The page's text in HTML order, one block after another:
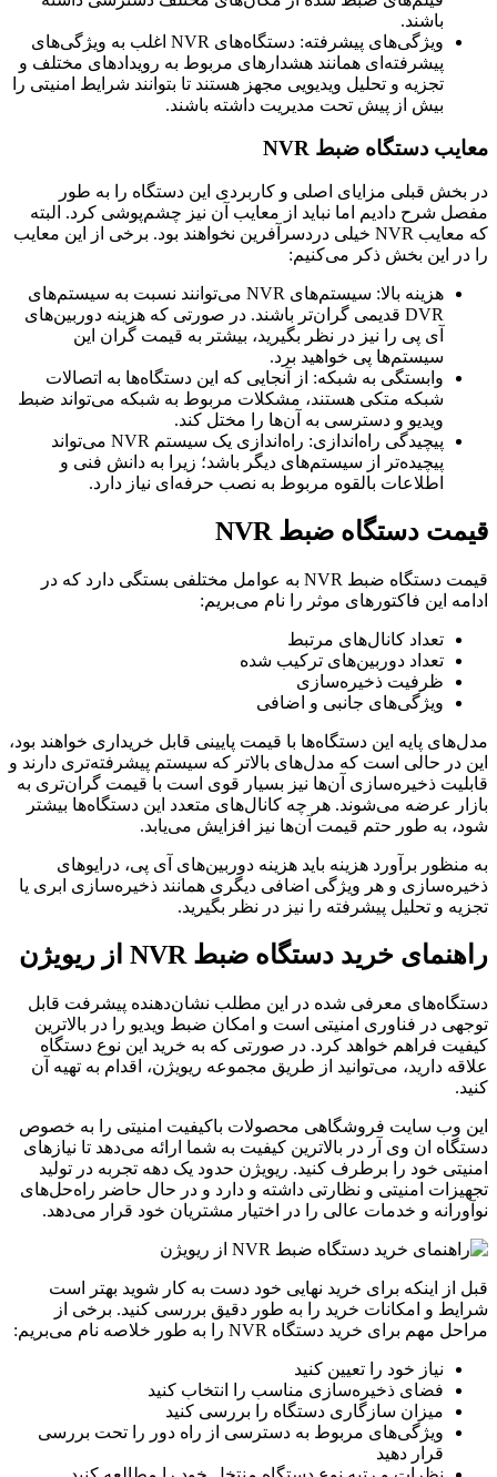
باشند.
ویژگی‌های پیشرفته: دستگاه‌های NVR اغلب به ویژگی‌های
پیشرفته‌ای همانند هشدارهای مربوط به رویدادهای مختلف و
تجزیه و تحلیل ویدیویی مجهز هستند تا بتوانند شرایط امنیتی را
بیش از پیش تحت مدیریت داشته باشند.
معایب دستگاه ضبط NVR
در بخش قبلی مزایای اصلی و کاربردی این دستگاه را به طور
مفصل شرح دادیم اما نباید از معایب آن نیز چشم‌پوشی کرد. البته
که معایب NVR خیلی دردسرآفرین نخواهند بود. برخی از این معایب
را در این بخش ذکر می‌کنیم:
هزینه بالا: سیستم‌های NVR می‌توانند نسبت به سیستم‌های
DVR قدیمی گران‌تر باشند. در صورتی که هزینه دوربین‌های
آی پی را نیز در نظر بگیرید، بیشتر به قیمت گران این
سیستم‌ها پی خواهید برد.
وابستگی به شبکه: از آنجایی که این دستگاه‌ها به اتصالات
شبکه متکی هستند، مشکلات مربوط به شبکه می‌تواند ضبط
ویدیو و دسترسی به آن‌ها را مختل کند.
پیچیدگی راه‌اندازی: راه‌اندازی یک سیستم NVR می‌تواند
پیچیده‌تر از سیستم‌های دیگر باشد؛ زیرا به دانش فنی و
اطلاعات بالقوه مربوط به نصب حرفه‌ای نیاز دارد.
قیمت دستگاه ضبط NVR
قیمت دستگاه ضبط NVR به عوامل مختلفی بستگی دارد که در
ادامه این فاکتورهای موثر را نام می‌بریم:
تعداد کانال‌های مرتبط
تعداد دوربین‌های ترکیب شده
ظرفیت ذخیره‌سازی
ویژگی‌های جانبی و اضافی
مدل‌های پایه این دستگاه‌ها با قیمت پایینی قابل خریداری خواهند بود،
این در حالی است که مدل‌های بالاتر که سیستم پیشرفته‌تری دارند و
قابلیت ذخیره‌سازی آن‌ها نیز بسیار قوی است با قیمت گران‌تری به
بازار عرضه می‌شوند. هر چه کانال‌های متعدد این دستگاه‌ها بیشتر
شود، به طور حتم قیمت آن‌ها نیز افزایش می‌یابد.
به منظور برآورد هزینه باید هزینه دوربین‌های آی پی، درایوهای
ذخیره‌سازی و هر ویژگی اضافی دیگری همانند ذخیره‌سازی ابری یا
تجزیه و تحلیل پیشرفته را نیز در نظر بگیرید.
راهنمای خرید دستگاه ضبط NVR از ریویژن
دستگاه‌های معرفی شده در این مطلب نشان‌دهنده پیشرفت قابل
توجهی در فناوری امنیتی است و امکان ضبط ویدیو را در بالاترین
کیفیت فراهم خواهد کرد. در صورتی که به خرید این نوع دستگاه
علاقه دارید، می‌توانید از طریق مجموعه ریویژن، اقدام به تهیه آن
کنید.
این وب سایت فروشگاهی محصولات باکیفیت امنیتی را به خصوص
دستگاه ان وی آر در بالاترین کیفیت به شما ارائه می‌دهد تا نیازهای
امنیتی خود را برطرف کنید. ریویژن حدود یک دهه تجربه در تولید
تجهیزات امنیتی و نظارتی داشته و دارد و در حال حاضر راه‌حل‌های
نوآورانه و خدمات عالی را در اختیار مشتریان خود قرار می‌دهد.
قبل از اینکه برای خرید نهایی خود دست به کار شوید بهتر است
شرایط و امکانات خرید را به طور دقیق بررسی کنید. برخی از
مراحل مهم برای خرید دستگاه NVR را به طور خلاصه نام می‌بریم:
نیاز خود را تعیین کنید
فضای ذخیره‌سازی مناسب را انتخاب کنید
میزان سازگاری دستگاه را بررسی کنید
ویژگی‌های مربوط به دسترسی از راه دور را تحت بررسی
قرار دهید